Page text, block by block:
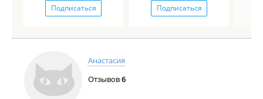
Подписаться Подписаться
Анастасия
Отзывов6